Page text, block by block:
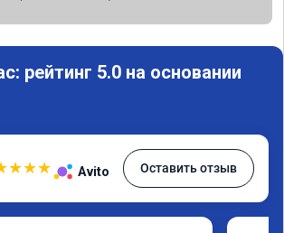
рейтинг 5.0 на основании
★★★ Avito Оставить отзыв